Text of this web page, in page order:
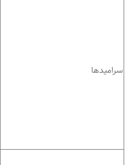
سرامیدها